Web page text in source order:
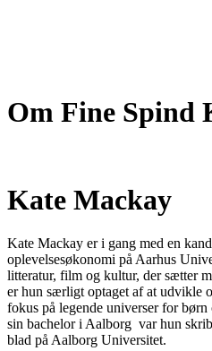
Om Fine Spind
Kate Mackay
Kate Mackay er i gang med en
oplevelsesøkonomi på Aarhus
litteratur, film og kultur, der sætter
er hun særligt optaget af at udvikle
fokus på legende universer for
sin bachelor i Aalborg var hun
blad på Aalborg Universitet.